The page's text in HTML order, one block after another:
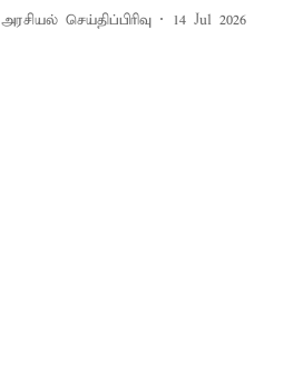
அரசியல் செய்திப்பிரிவு 14 Jul 2026